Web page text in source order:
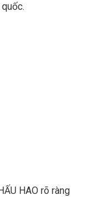
HAO rõ ràng